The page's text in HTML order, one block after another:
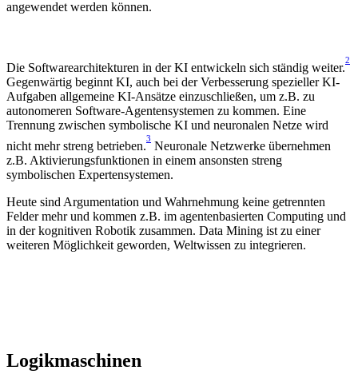
angewendet werden können.
Die Softwarearchitekturen in der KI entwickeln sich ständig weiter.
2
Gegenwärtig beginnt KI, auch bei der Verbesserung spezieller KI-
Aufgaben allgemeine KI-Ansätze einzuschließen, um z.B. zu
autonomeren Software-Agentensystemen zu kommen. Eine
Trennung zwischen symbolische KI und neuronalen Netze wird
nicht mehr streng betrieben.
3
Neuronale Netzwerke übernehmen
z.B. Aktivierungsfunktionen in einem ansonsten streng
symbolischen Expertensystemen.
Heute sind Argumentation und Wahrnehmung keine getrennten
Felder mehr und kommen z.B. im agentenbasierten Computing und
in der kognitiven Robotik zusammen. Data Mining ist zu einer
weiteren Möglichkeit geworden, Weltwissen zu integrieren.
Logikmaschinen